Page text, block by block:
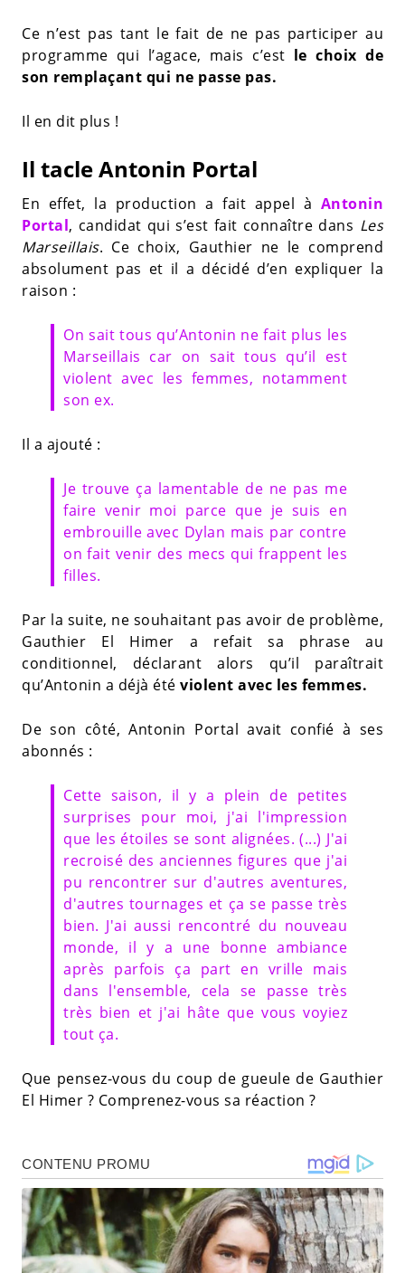
Ce n’est pas tant le fait de ne pas participer au
programme qui l’agace, mais c’est le choix de
son remplaçant qui ne passe pas.
Il en dit plus !
Il tacle Antonin Portal
En effet, la production a fait appel à Antonin
Portal, candidat qui s’est fait connaître dans Les
Marseillais. Ce choix, Gauthier ne le comprend
absolument pas et il a décidé d’en expliquer la
raison :
On sait tous qu’Antonin ne fait plus les
Marseillais car on sait tous qu’il est
violent avec les femmes, notamment
son ex.
Il a ajouté :
Je trouve ça lamentable de ne pas me
faire venir moi parce que je suis en
embrouille avec Dylan mais par contre
on fait venir des mecs qui frappent les
filles.
Par la suite, ne souhaitant pas avoir de problème,
Gauthier El Himer a refait sa phrase au
conditionnel, déclarant alors qu’il paraîtrait
qu’Antonin a déjà été violent avec les femmes.
De son côté, Antonin Portal avait confié à ses
abonnés :
Cette saison, il y a plein de petites
surprises pour moi, j'ai l'impression
que les étoiles se sont alignées. (...) J'ai
recroisé des anciennes figures que j'ai
pu rencontrer sur d'autres aventures,
d'autres tournages et ça se passe très
bien. J'ai aussi rencontré du nouveau
monde, il y a une bonne ambiance
après parfois ça part en vrille mais
dans l'ensemble, cela se passe très
très bien et j'ai hâte que vous voyiez
tout ça.
Que pensez-vous du coup de gueule de Gauthier
El Himer ? Comprenez-vous sa réaction ?